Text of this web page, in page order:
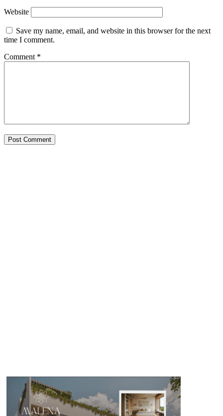
Website
Save my name, email, and website in this browser for the next
time I comment.
Comment *